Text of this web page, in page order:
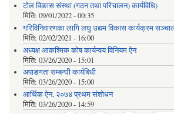
टोल विकास संस्था (गठन तथा परिचालन) कार्यविधि)
मिति: 09/01/2022 - 00:35
गरिविनिवारणका लागि लघु उद्यम विकास कार्यक्रम
मिति: 02/02/2021 - 16:00
अध्यक्ष आकश्मिक कोष कार्यन्वय विनियम ऐन
मिति: 03/26/2020 - 15:01
अपाङगता सम्बन्घी कार्यबिधी
मिति: 03/26/2020 - 15:00
आर्थिक ऐन, २०७४ प्रथम संशोधन
मिति: 03/26/2020 - 14:59